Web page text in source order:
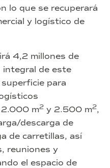
lo que se recuperará
y logístico de
4,2 millones de
integral de este
superficie para
2.000 m2 y 2.500 m2,
descarga de
de carretillas, así
reuniones y
el espacio de